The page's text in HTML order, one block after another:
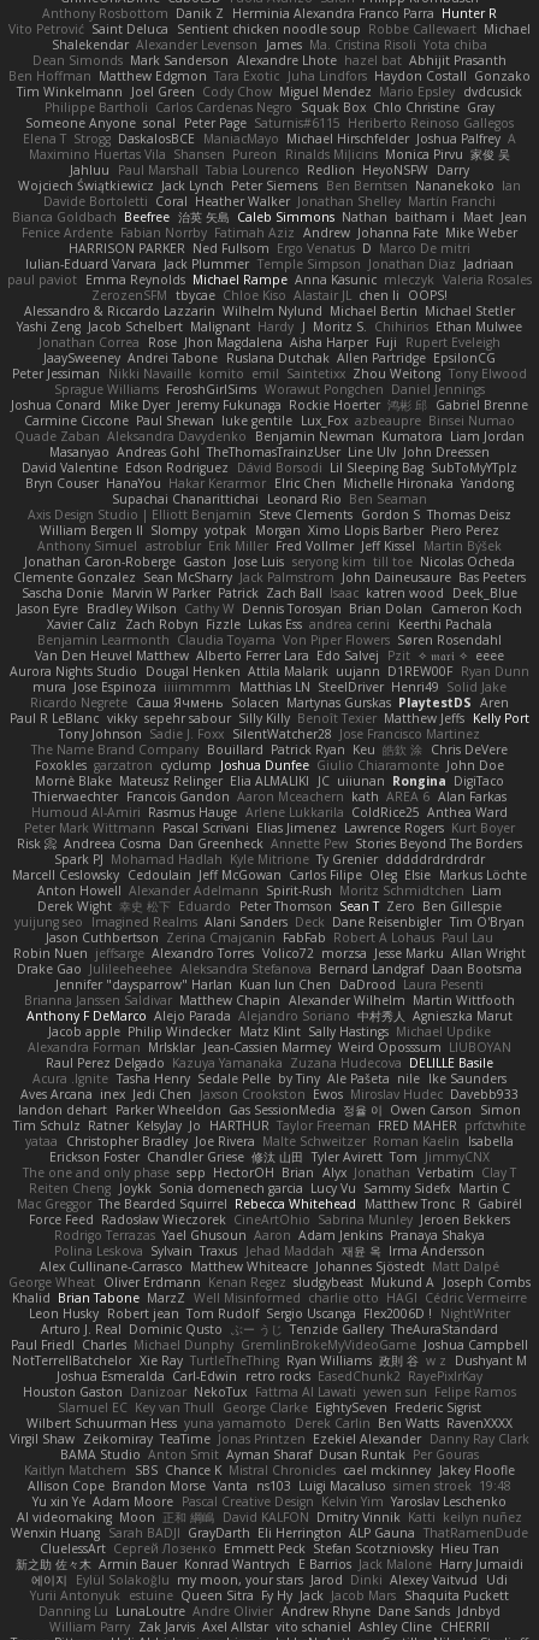
Anthony Rosbottom Danik Z Herminia Alexandra Franco Parra Hunter R
Vito Petrović Saint Deluca Sentient chicken noodle soup Robbe Callewaert Michael
Shalekendar Alexander Levenson James Ma. Cristina Risoli Yota chiba
Dean Simonds Mark Sanderson Alexandre Lhote hazel bat Abhijit Prasanth
Ben Hoffman Matthew Edgmon Tara Exotic Juha Lindfors Haydon Costall Gonzako
Tim Winkelmann
Joel Green Cody Chow Miguel Mendez Mario Epsley dvdcusick
Philippe Bartholi Carlos Cardenas Negro Squak Box Chlo Christine Gray
Someone Anyone sonal Peter Page Saturnis#6115 Heriberto Reinoso Gallegos
Elena T Strogg DaskalosBCE ManiacMayo Michael Hirschfelder Joshua Palfrey A
Maximino Huertas Vila Shansen Pureon Rinalds Miļicins Monica Pirvu 家俊 吴
Jahluu
Paul Marshall Tabia Lourenco Redlion HeyoNSFW Darry
Wojciech Świątkiewicz Jack Lynch Peter Siemens Ben Berntsen Nananekoko Ian
Davide Bortoletti Coral Heather Walker Jonathan Shelley Martín Franchi
Bianca Goldbach Beefree 治英 矢島 Caleb Simmons Nathan baitham i Maet Jean
Fenice Ardente Fabian Norrby Fatimah Aziz Andrew Johanna Fate Mike Weber
HARRISON PARKER Ned Fullsom Ergo Venatus D Marco De mitri
Iulian-Eduard Varvara Jack Plummer Temple Simpson Jonathan Diaz Jadriaan
paul paviot Emma Reynolds Michael Rampe Anna Kasunic mleczyk Valeria Rosales
ZerozenSFM tbycae Chloe Kiso Alastair JL chen li
OOPS!
Alessandro & Riccardo Lazzarin Wilhelm Nylund Michael Bertin Michael Stetler
Yashi Zeng Jacob Schelbert Malignant Hardy J Moritz S. Chihirios Ethan Mulwee
Jonathan Correa
Rose Jhon Magdalena Aisha Harper Fuji
Rupert Eveleigh
JaaySweeney Andrei Tabone Ruslana Dutchak Allen Partridge EpsilonCG
Peter Jessiman
Nikki Navaille komito emil Saintetixx Zhou Weitong Tony Elwood
Sprague Williams FeroshGirlSims Worawut Pongchen Daniel Jennings
Joshua Conard
Mike Dyer Jeremy Fukunaga Rockie Hoerter 鸿彬 邱 Gabriel Brenne
Carmine Ciccone Paul Shewan luke gentile Lux_Fox azbeaupre Binsei Numao
Quade Zaban Aleksandra Davydenko Benjamin Newman Kumatora Liam Jordan
Masanyao Andreas Gohl TheThomasTrainzUser Line Ulv John Dreessen
David Valentine Edson Rodriguez Dávid Borsodi Lil Sleeping Bag SubToMyYTplz
Bryn Couser HanaYou Hakar Kerarmor Elric Chen Michelle Hironaka Yandong
Supachai Chanarittichai
Leonard Rio Ben Seaman
Axis Design Studio | Elliott Benjamin Steve Clements Gordon S Thomas Deisz
William Bergen II Slompy yotpak Morgan Ximo Llopis Barber Piero Perez
Anthony Simuel astroblur Erik Miller Fred Vollmer Jeff Kissel
Martin Býšek
Jonathan Caron-Roberge Gaston Jose Luis seryong kim till toe Nicolas Ocheda
Clemente Gonzalez Sean McSharry Jack Palmstrom John Daineusaure Bas Peeters
Sascha Donie Marvin W Parker Patrick Zach Ball Isaac katren wood
Deek_Blue
Jason Eyre Bradley Wilson Cathy W Dennis Torosyan Brian Dolan
Cameron Koch
Xavier Caliz
Zach Robyn Fizzle Lukas Ess andrea cerini
Keerthi Pachala
Benjamin Learmonth Claudia Toyama Von Piper Flowers Søren Rosendahl
Van Den Heuvel Matthew Alberto Ferrer Lara Edo Salvej Pzit ✧ 𝔪𝔞𝔯𝔦 ✧ eeee
Aurora Nights Studio
Dougal Henken Attila Malarik uujann D1REW00F Ryan Dunn
mura Jose Espinoza iiiimmmm Matthias LN SteelDriver Henri49 Solid Jake
Ricardo Negrete Саша Ячмень Solacen Martynas Gurskas PlaytestDS Aren
Paul R LeBlanc vikky sepehr sabour Silly Killy Benoît Texier Matthew Jeffs Kelly Port
Tony Johnson Sadie J. Foxx SilentWatcher28 Jose Francisco Martinez
The Name Brand Company Bouillard Patrick Ryan Keu 皓欽 涂 Chris DeVere
Foxokles garzatron cyclump Joshua Dunfee Giulio Chiaramonte John Doe
Mornè Blake Mateusz Relinger Elia ALMALIKI JC uiiunan Rongina DigiTaco
Thierwaechter Francois Gandon Aaron Mceachern kath AREA 6 Alan Farkas
Humoud Al-Amiri Rasmus Hauge Arlene Lukkarila ColdRice25 Anthea Ward
Peter Mark Wittmann Pascal Scrivani Elias Jimenez Lawrence Rogers Kurt Boyer
Risk 📀 Andreea Cosma Dan Greenheck Annette Pew Stories Beyond The Borders
Spark PJ Mohamad Hadlah Kyle Mitrione Ty Grenier dddddrdrdrdrdr
Marcell Ceslowsky Cedoulain Jeff McGowan Carlos Filipe Oleg Elsie Markus Löchte
Anton Howell Alexander Adelmann Spirit-Rush Moritz Schmidtchen Liam
Derek Wight 幸史 松下 Eduardo Peter Thomson Sean T Zero Ben Gillespie
yuijung seo
Imagined Realms Alani Sanders Deck Dane Reisenbigler Tim O'Bryan
Jason Cuthbertson Zerina Cmajcanin FabFab Robert A Lohaus Paul Lau
Robin Nuen jeffsarge Alexandro Torres Volico72 morzsa Jesse Marku Allan Wright
Drake Gao Julileeheehee Aleksandra Stefanova Bernard Landgraf Daan Bootsma
Jennifer "daysparrow" Harlan Kuan lun Chen DaDrood Laura Pesenti
Brianna Janssen Saldivar Matthew Chapin Alexander Wilhelm Martin Wittfooth
Anthony F DeMarco Alejo Parada Alejandro Soriano 中村秀人
Agnieszka Marut
Jacob apple Philip Windecker Matz Klint Sally Hastings Michael Updike
Alexandra Forman MrIsklar Jean-Cassien Marmey Weird Oposssum LIUBOYAN
Raul Perez Delgado Kazuya Yamanaka Zuzana Hudecova DELILLE Basile
Acura .Ignite Tasha Henry Sedale Pelle by Tiny Ale Pašeta nile Ike Saunders
Aves Arcana inex Jedi Chen Jaxson Crookston Ewos Miroslav Hudec Davebb933
landon dehart Parker Wheeldon Gas SessionMedia 정율 이 Owen Carson
Simon
Tim Schulz Ratner KelsyJay Jo HARTHUR Taylor Freeman FRED MAHER prfctwhite
yataa
Christopher Bradley Joe Rivera Malte Schweitzer Roman Kaelin
Isabella
Erickson Foster Chandler Griese 修汰 山田 Tyler Avirett Tom JimmyCNX
The one and only phase sepp HectorOH Brian Alyx Jonathan Verbatim Clay T
Reiten Cheng Joykk Sonia domenech garcia Lucy Vu Sammy Sidefx Martin C
Mac Greggor The Bearded Squirrel Rebecca Whitehead Matthew Tronc R Gabirél
Force Feed Radosław Wieczorek CineArtOhio Sabrina Munley Jeroen Bekkers
Rodrigo Terrazas Yael Ghusoun Aaron Adam Jenkins Pranaya Shakya
Polina Leskova Sylvain Traxus Jehad Maddah 재윤 옥 Irma Andersson
Alex Cullinane-Carrasco Matthew Whiteacre Johannes Sjöstedt Matt Dalpé
George Wheat Oliver Erdmann Kenan Regez sludgybeast Mukund A Joseph Combs
Khalid Brian Tabone MarzZ Well Misinformed charlie otto HAGI Cédric Vermeirre
Leon Husky Robert jean Tom Rudolf Sergio Uscanga Flex2006D !
NightWriter
Arturo J. Real Dominic Qusto ぶー うじ Tenzide Gallery TheAuraStandard
Paul Friedl Charles Michael Dunphy GremlinBrokeMyVideoGame Joshua Campbell
NotTerrellBatchelor Xie Ray TurtleTheThing Ryan Williams 政則 谷 w z
Dushyant M
Joshua Esmeralda Carl-Edwin retro rocks EasedChunk2 RayePixlrKay
Houston Gaston Danizoar NekoTux Fattma Al Lawati yewen sun Felipe Ramos
Slamuel EC Key van Thull George Clarke EightySeven Frederic Sigrist
Wilbert Schuurman Hess yuna yamamoto Derek Carlin Ben Watts RavenXXXX
Virgil Shaw Zeikomiray TeaTime Jonas Printzen Ezekiel Alexander Danny Ray Clark
BAMA Studio Anton Smit Ayman Sharaf Dusan Runtak Per Gouras
Kaitlyn Matchem
SBS Chance K Mistral Chronicles cael mckinney Jakey Floofle
Allison Cope Brandon Morse Vanta ns103 Luigi Macaluso simen stroek 19:48
Yu xin Ye Adam Moore Pascal Creative Design Kelvin Yim Yaroslav Leschenko
AI videomaking Moon 正和 綱嶋 David KALFON Dmitry Vinnik Katti keilyn nuñez
Wenxin Huang Sarah BADJI GrayDarth Eli Herrington ALP Gauna ThatRamenDude
CluelessArt Cергей Лозенко Emmett Peck Stefan Scotzniovsky Hieu Tran
新之助 佐々木 Armin Bauer Konrad Wantrych E Barrios Jack Malone Harry Jumaidi
에이지
Eylül Solakoğlu my moon, your stars Jarod Dinki Alexey Vaitvud
Udi
Yurii Antonyuk
estuine Queen Sitra Fy Hy Jack Jacob Mars Shaquita Puckett
Danning Lu LunaLoutre Andre Olivier Andrew Rhyne Dane Sands Jdnbyd
William Parry Zak Jarvis Axel Allstar vito schaniel Ashley Cline CHERRII